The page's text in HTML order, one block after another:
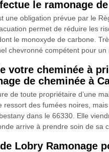
le ramonage
une obligation prévue par le
permet de réduire les
le monoxyde de carbone.
chevronné compétent pour un
votre cheminée à
de cheminée à
de toute propriétaire d’une
ressort des fumées noires,
dans le 66330. Elle
arrive à prendre soin de sa
Lobry Ramonage